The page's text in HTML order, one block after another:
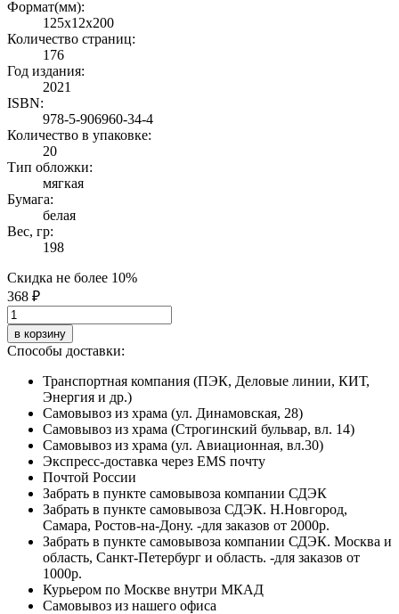
Формат(мм):
125x12x200
Количество страниц:
176
Год издания:
2021
ISBN:
978-5-906960-34-4
Количество в упаковке:
20
Тип обложки:
мягкая
Бумага:
белая
Вес, гр:
198
Скидка не более 10%
368 ₽
в корзину
Способы доставки:
Транспортная компания (ПЭК, Деловые линии, КИТ,
Энергия и др.)
Самовывоз из храма (ул. Динамовская, 28)
Самовывоз из храма (Строгинский бульвар, вл. 14)
Самовывоз из храма (ул. Авиационная, вл.30)
Экспресс-доставка через EMS почту
Почтой России
Забрать в пункте самовывоза компании СДЭК
Забрать в пункте самовывоза СДЭК. Н.Новгород,
Самара, Ростов-на-Дону. -для заказов от 2000р.
Забрать в пункте самовывоза компании СДЭК. Москва и
область, Санкт-Петербург и область. -для заказов от
1000р.
Курьером по Москве внутри МКАД
Самовывоз из нашего офиса